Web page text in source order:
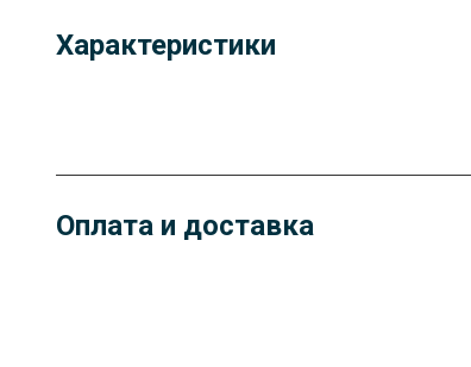
Характеристики
Оплата и доставка